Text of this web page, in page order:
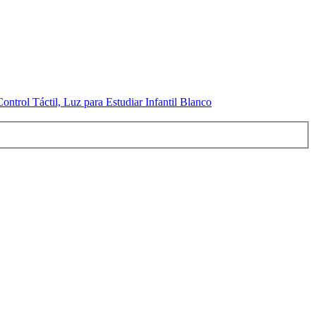
Táctil, Luz para Estudiar Infantil Blanco